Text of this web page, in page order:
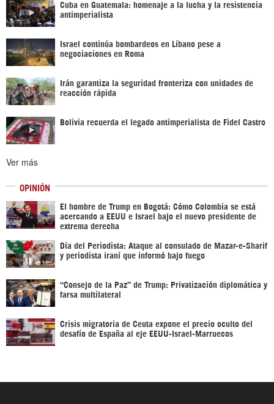
Cuba en Guatemala: homenaje a la lucha y la resistencia
antimperialista
Israel continúa bombardeos en Líbano pese a
negociaciones en Roma
Irán garantiza la seguridad fronteriza con unidades de
reacción rápida
Bolivia recuerda el legado antimperialista de Fidel Castro
Ver más
OPINIÓN
El hombre de Trump en Bogotá: Cómo Colombia se está
acercando a EEUU e Israel bajo el nuevo presidente de
extrema derecha
Día del Periodista: Ataque al consulado de Mazar-e-Sharif
y periodista iraní que informó bajo fuego
“Consejo de la Paz” de Trump: Privatización diplomática y
farsa multilateral
Crisis migratoria de Ceuta expone el precio oculto del
desafío de España al eje EEUU-Israel-Marruecos